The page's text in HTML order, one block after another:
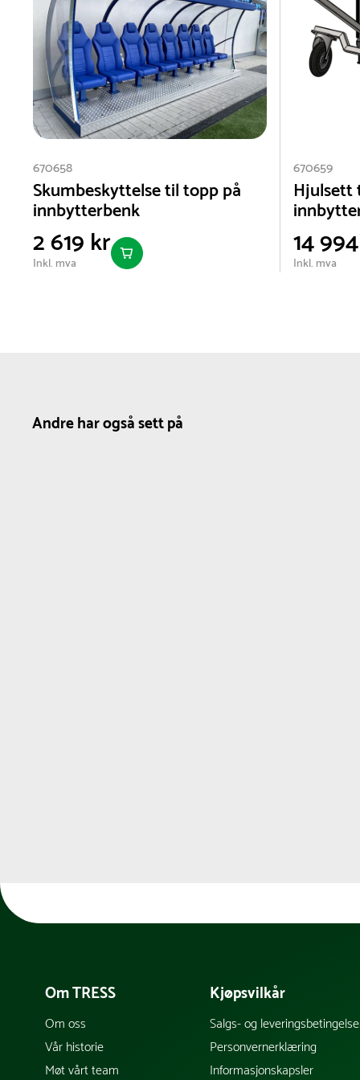
670658
Skumbeskyttelse til topp på
innbytterbenk
2 619 kr
Inkl. mva
670659
Hjulsett
14
Inkl. mva
Andre har også sett på
Om TRESS
Om oss
Vår historie
Møt vårt team
Kjøpsvilkår
Salgs- og
Personvernerklæring
Informasjonskapsler